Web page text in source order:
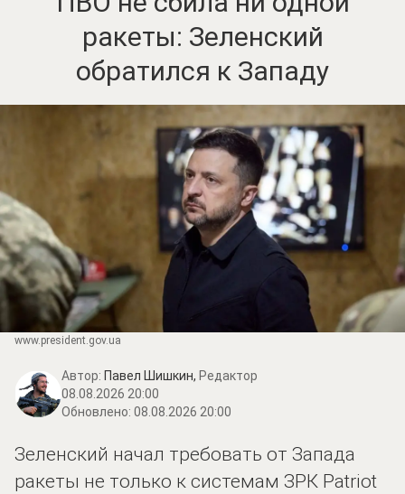
ракеты: Зеленский
обратился к Западу
www.prеsidеnt.gоv.uа
Автор: Павел Шишкин, Редактор
08.08.2026 20:00
Обновлено: 08.08.2026 20:00
Зеленский начал требовать от Запада
ракеты не только к системам ЗРК Patriot